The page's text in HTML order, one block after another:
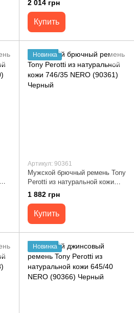
2 014 грн
Купить
Новинка
Артикул: 90361
Мужской брючный ремень Tony
Perotti из натуральной кожи
746/35 NERO (90361) Черный
1 882 грн
Купить
Новинка